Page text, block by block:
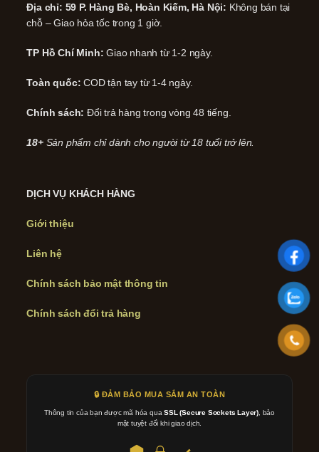
Địa chỉ: 59 P. Hàng Bè, Hoàn Kiếm, Hà Nội: Không bán tại
chỗ – Giao hỏa tốc trong 1 giờ.
TP Hồ Chí Minh: Giao nhanh từ 1-2 ngày.
Toàn quốc: COD tận tay từ 1-4 ngày.
Chính sách: Đổi trả hàng trong vòng 48 tiếng.
18+ Sản phẩm chỉ dành cho người từ 18 tuổi trở lên.
DỊCH VỤ KHÁCH HÀNG
Giới thiệu
Liên hệ
Chính sách bảo mật thông tin
Chính sách đổi trả hàng
🔒 ĐẢM BẢO MUA SẮM AN TOÀN
Thông tin của bạn được mã hóa quaSSL (Secure Sockets Layer) , bảo
mật tuyệt đối khi giao dịch.